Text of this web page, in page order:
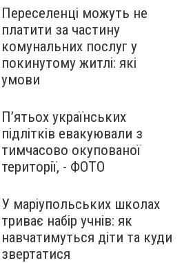
Переселенці можуть не
платити за частину
комунальних послуг у
покинутому житлі: які
умови
П’ятьох українських
підлітків евакуювали з
тимчасово окупованої
території, - ФОТО
У маріупольських школах
триває набір учнів: як
навчатимуться діти та куди
звертатися